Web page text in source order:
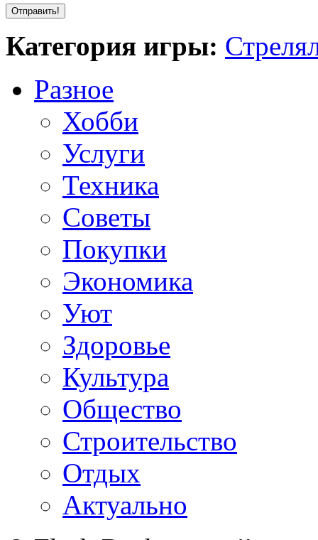
Категория игры:
Разное
Хобби
Услуги
Техника
Советы
Покупки
Экономика
Уют
Здоровье
Культура
Общество
Строительство
Отдых
Актуально